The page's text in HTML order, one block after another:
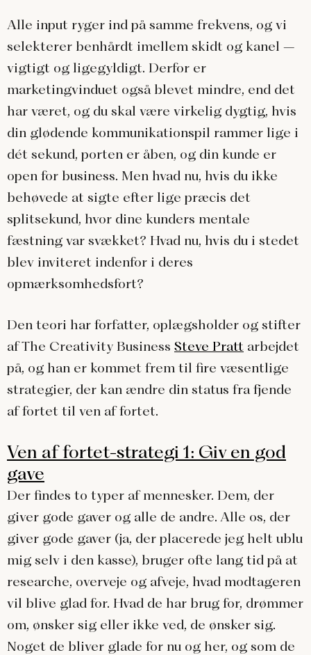
Alle input ryger ind på samme frekvens, og vi
selekterer benhårdt imellem skidt og kanel –
vigtigt og ligegyldigt. Derfor er
marketingvinduet også blevet mindre, end det
har været, og du skal være virkelig dygtig, hvis
din glødende kommunikationspil rammer lige i
dét sekund, porten er åben, og din kunde er
open for business. Men hvad nu, hvis du ikke
behøvede at sigte efter lige præcis det
splitsekund, hvor dine kunders mentale
fæstning var svækket? Hvad nu, hvis du i stedet
blev inviteret indenfor i deres
opmærksomhedsfort?
Den teori har forfatter, oplægsholder og stifter
af The Creativity Business Steve Pratt arbejdet
på, og han er kommet frem til fire væsentlige
strategier, der kan ændre din status fra fjende
af fortet til ven af fortet.
Ven af fortet-strategi 1: Giv en god
gave
Der findes to typer af mennesker. Dem, der
giver gode gaver og alle de andre. Alle os, der
giver gode gaver (ja, der placerede jeg helt ublu
mig selv i den kasse), bruger ofte lang tid på at
researche, overveje og afveje, hvad modtageren
vil blive glad for. Hvad de har brug for, drømmer
om, ønsker sig eller ikke ved, de ønsker sig.
Noget de bliver glade for nu og her, og som de